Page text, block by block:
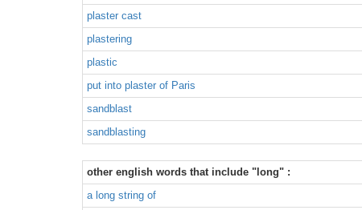
plaster cast
plastering
plastic
put into plaster of Paris
sandblast
sandblasting
other english words that include "long" :
a long string of